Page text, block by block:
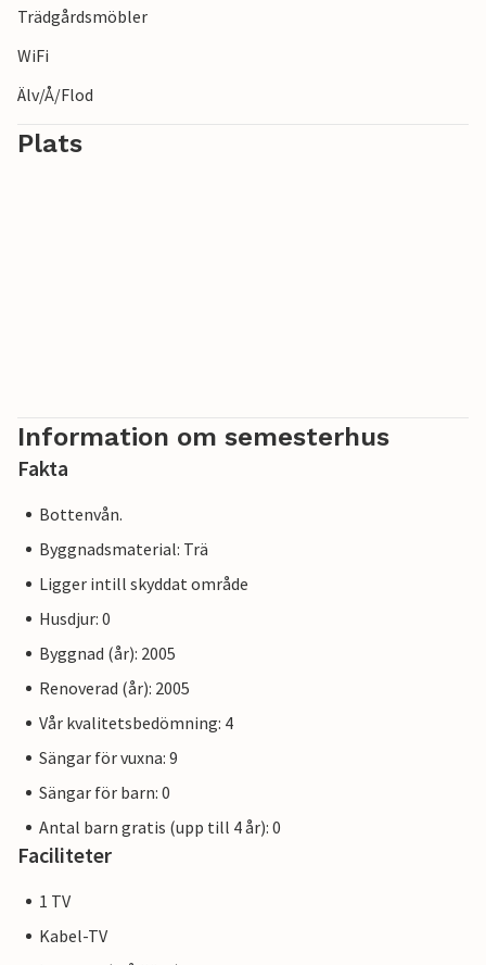
Trädgårdsmöbler
WiFi
Älv/Å/Flod
Plats
Information om semesterhus
Fakta
Bottenvån.
Byggnadsmaterial: Trä
Ligger intill skyddat område
Husdjur: 0
Byggnad (år): 2005
Renoverad (år): 2005
Vår kvalitetsbedömning: 4
Sängar för vuxna: 9
Sängar för barn: 0
Antal barn gratis (upp till 4 år): 0
Faciliteter
1 TV
Kabel-TV